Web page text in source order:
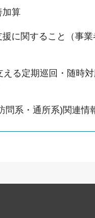
加算
に関すること（事
る定期巡回・随時
問系・通所系)関連情